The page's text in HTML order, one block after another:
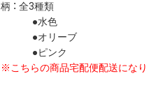
柄 ： 全3種類
●水色
●オリーブ
●ピンク
※こちらの商品宅配便配送になり